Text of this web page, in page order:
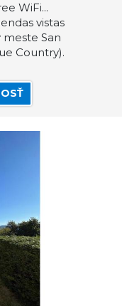
WiFi...
vistas
meste San
Country).